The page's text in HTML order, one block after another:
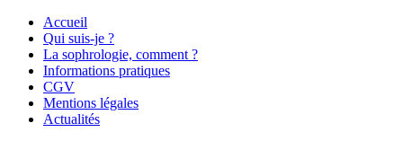
Accueil
Qui suis-je ?
La sophrologie, comment ?
Informations pratiques
CGV
Mentions légales
Actualités